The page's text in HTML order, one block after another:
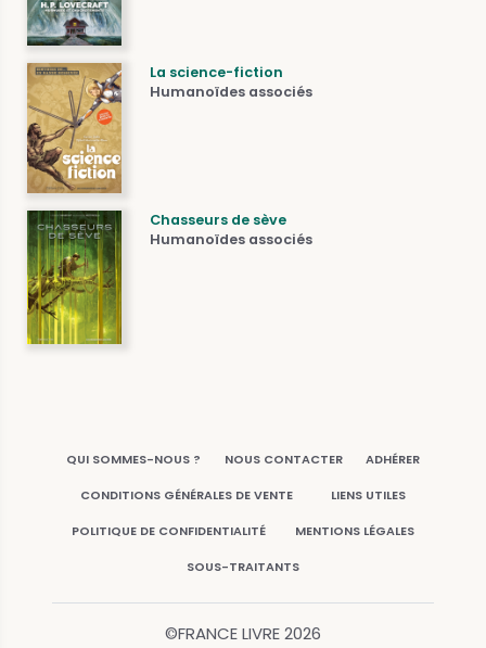
La science-fiction
Humanoïdes associés
Chasseurs de sève
Humanoïdes associés
QUI SOMMES-NOUS ? NOUS CONTACTER ADHÉRER
CONDITIONS GÉNÉRALES DE VENTE LIENS UTILES
POLITIQUE DE CONFIDENTIALITÉ MENTIONS LÉGALES
SOUS-TRAITANTS
©FRANCE LIVRE2026